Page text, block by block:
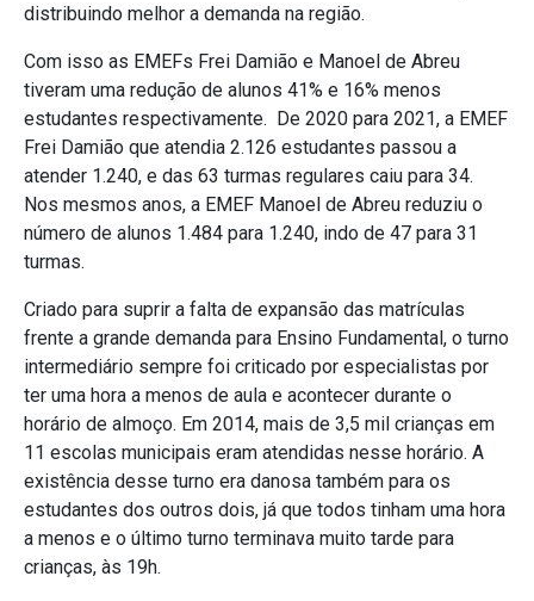
distribuindo melhor a demanda na região.
Com isso as EMEFs Frei Damião e Manoel de Abreu
tiveram uma redução de alunos 41% e 16% menos
estudantes respectivamente. De 2020 para 2021, a EMEF
Frei Damião que atendia 2.126 estudantes passou a
atender 1.240, e das 63 turmas regulares caiu para 34.
Nos mesmos anos, a EMEF Manoel de Abreu reduziu o
número de alunos 1.484 para 1.240, indo de 47 para 31
turmas.
Criado para suprir a falta de expansão das matrículas
frente a grande demanda para Ensino Fundamental, o turno
intermediário sempre foi criticado por especialistas por
ter uma hora a menos de aula e acontecer durante o
horário de almoço. Em 2014, mais de 3,5 mil crianças em
11 escolas municipais eram atendidas nesse horário. A
existência desse turno era danosa também para os
estudantes dos outros dois, já que todos tinham uma hora
a menos e o último turno terminava muito tarde para
crianças, às 19h.